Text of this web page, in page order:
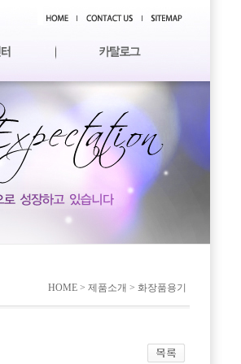
HOME > 제품소개 > 화장품용기